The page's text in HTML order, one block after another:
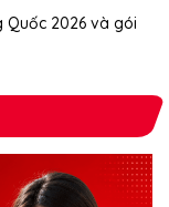
Quốc 2026 và gói